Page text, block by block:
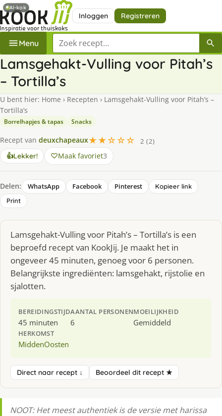
Inloggen Registreren
Menu Zoek een recept
Lamsgehakt-Vulling voor Pitah’s
– Tortilla’s
U bent hier: Home › Recepten › Lamsgehakt-Vulling voor Pitah’s –
Tortilla’s
Borrelhapjes & tapas Snacks
Recept van deuxchapeaux★★☆☆☆
2 (2)
👍Lekker! Maak favoriet3
Delen: WhatsApp Facebook Pinterest
Kopieer link
Print
Lamsgehakt-Vulling voor Pitah’s – Tortilla’s is een
beproefd recept van KookJij. Je maakt het in
ongeveer 45 minuten, genoeg voor 6 personen.
Belangrijkste ingrediënten: lamsgehakt, rijstolie en
sjalotten.
BEREIDINGSTIJD
45 minuten
AANTAL PERSONEN
6
MOEILIJKHEID
Gemiddeld
HERKOMST
MiddenOosten
Direct naar recept ↓ Beoordeel dit recept ★
NOOT: Het meest authentiek is de versie met harissa
AI-kok